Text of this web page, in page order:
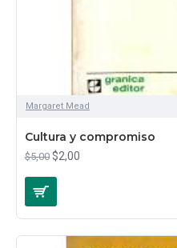
Margaret Mead
Cultura y compromiso
$5,00 $2,00